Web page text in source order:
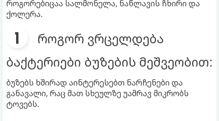
როგორებიცაა სალმონელა, ნაწლავის ჩხირი და
ქოლერა.
როგორ ვრცელდება
ბაქტერიები ბუზების მეშვეობით:
ბუზებს ხშირად აინტერესებთ ნარჩენები და
განავალი, რაც მათ სხეულზე უამრავ მიკრობს
ტოვებს.